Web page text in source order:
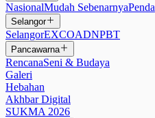
NasionalMudah Sebenarnya
Selangor
SelangorEXCOADNPBT
Pancawarna
RencanaSeni & Budaya
Galeri
Hebahan
Akhbar Digital
SUKMA 2026